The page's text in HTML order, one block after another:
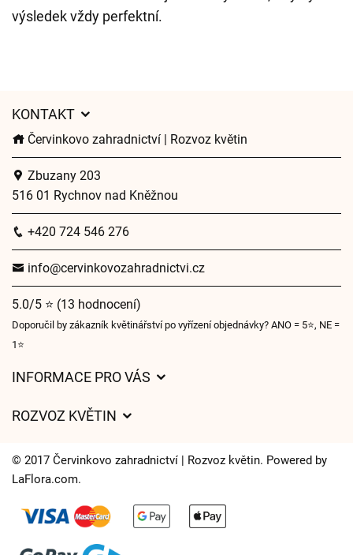
výsledek vždy perfektní.
KONTAKT
Červinkovo zahradnictví | Rozvoz květin
Zbuzany 203
516 01 Rychnov nad Kněžnou
+420 724 546 276
info@cervinkovozahradnictvi.cz
5.0/5 ⭐ (13 hodnocení)
Doporučil by zákazník květinářství po vyřízení objednávky? ANO = 5⭐, NE =
1⭐
INFORMACE PRO VÁS
Často kladené dotazy
O nás
Časy doručení květin – přehled možností
ROZVOZ KVĚTIN
Kam doručujeme květiny
Kontakt
© 2017 Červinkovo zahradnictví | Rozvoz květin. Powered by
LaFlora.com.